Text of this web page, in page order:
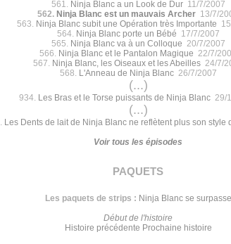
561.
Ninja Blanc a un Look de Dur11/7/2007
562. Ninja Blanc est un mauvais Archer 13/7/
563. Ninja Blanc subit une Opération très Importante
564. Ninja Blanc porte un Bébé 17/7/2007
565. Ninja Blanc va à un Colloque 20/7/2007
566. Ninja Blanc et le Pantalon Magique 22/7/
567. Ninja Blanc, les Oiseaux et les Abeilles24/7/
568. L'Anneau de Ninja Blanc26/7/2007
(...)
934. Les Bras et le Torse puissants de Ninja Blanc29/
(...)
Les Dents de lait de Ninja Blanc ne reflètent plus son style
Voir tous les épisodes
paquets
Les paquets de strips : Ninja Blanc se surpasse
Début de l'histoire
Histoire précédente Prochaine histoire